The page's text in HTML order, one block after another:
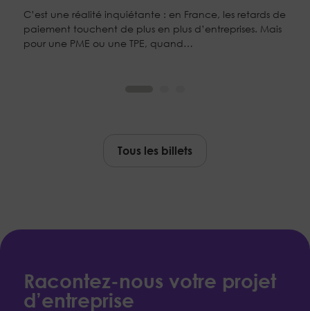
C’est une réalité inquiétante : en France, les retards de
paiement touchent de plus en plus d’entreprises. Mais
pour une PME ou une TPE, quand…
Tous les billets
Racontez-nous votre projet
d’entreprise